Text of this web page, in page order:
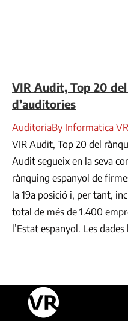
VIR Audit, Top 20
d’auditories
AuditoriaBy Informatica VR
VIR Audit, Top 20 del
Audit segueix en la seva
rànquing espanyol de
la 19a posició i, per tant,
total de més de 1.400
l’Estat espanyol. Les